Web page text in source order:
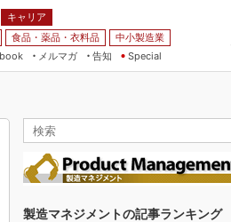
キャリア
食品・薬品・衣料品
中小製造業
メルマガ
告知 Special
製造マネジメントの記事ランキング